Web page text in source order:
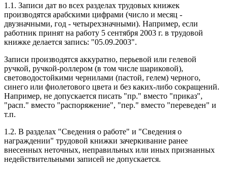
1.1. Записи дат во всех разделах трудовых книжек
производятся арабскими цифрами (число и месяц -
двузначными, год - четырехзначными). Например, если
работник принят на работу 5 сентября 2003 г. в трудовой
книжке делается запись: "05.09.2003".
Записи производятся аккуратно, перьевой или гелевой
ручкой, ручкой-роллером (в том числе шариковой),
световодостойкими чернилами (пастой, гелем) черного,
синего или фиолетового цвета и без каких-либо сокращений.
Например, не допускается писать "пр." вместо "приказ",
"расп." вместо "распоряжение", "пер." вместо "переведен" и
т.п.
1.2. В разделах "Сведения о работе" и "Сведения о
награждении" трудовой книжки зачеркивание ранее
внесенных неточных, неправильных или иных признанных
недействительными записей не допускается.